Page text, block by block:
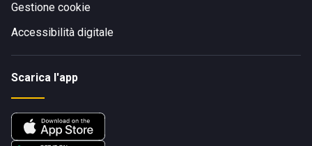
Gestione cookie
Accessibilità digitale
Scarica l'app